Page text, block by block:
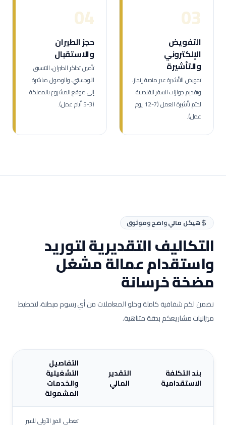
03
التفويض
الإلكتروني
والتأشيرة
تفويض التأشيرة عبر منصة إنجاز،
وتقديم جوازات السفر للقنصلية
لختم تأشيرة العمل (7-12 يوم
عمل).
04
حجز الطيران
والاستقبال
تأمين تذاكر الطيران، التنسيق
اللوجستي، والوصول مباشرة
إلى موقع المشروع بالمملكة
(3-5 أيام عمل).
هيكل مالي واضح وموثوق
التكاليف التقديرية لتوريد
واستقدام عمالةمشغل
مضخة خرسانة
نضمن لكم شفافية كاملة وخلو المعاملات من أي رسوم مبطنة، لتخطيط
ميزانيات مشاريعكم بدقة متناهية.
بند التكلفة
الاستقدامية
التقدير
المالي
التفاصيل
التشغيلية
والخدمات
المشمولة
تغطي الفرز الأولي للسير